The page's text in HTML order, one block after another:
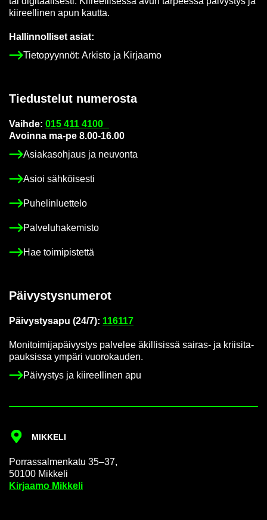
kii­reel­li­nen apun kaut­ta.
Hal­lin­nol­li­set asiat:
Tie­to­pyyn­nöt: Ar­kis­to ja Kir­jaa­mo
Tie­dus­te­lut nu­me­ros­ta
Vaih­de: 015 411 4100
Avoin­na ma-pe 8.00-16.00
Asia­kas­oh­jaus ja neu­von­ta
Asioi säh­köi­ses­ti
Pu­he­lin­luet­te­lo
Pal­ve­lu­ha­ke­mis­to
Hae toi­mi­pis­tet­tä
Päi­vys­tys­nu­me­rot
Päi­vys­tys­a­pu (24/7): 116117
Mo­ni­toi­mi­ja­päi­vys­tys pal­ve­lee äkil­li­sis­sä sairas-​ ja krii­si­ta­
pauk­sis­sa ym­pä­ri vuo­ro­kau­den.
Päi­vys­tys ja kii­reel­li­nen apu
MIK­KE­LI
Por­ras­sal­men­ka­tu 35–37,
50100 Mik­ke­li
Kir­jaa­mo Mik­ke­li